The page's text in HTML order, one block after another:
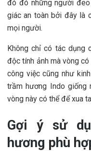
đó đó những người
giác an toàn bởi đây là
mọi người.
Không chỉ có tác dụng
độc tính ảnh mà vòng
công việc cũng như
trầm hương Indo giống
vòng này có thể để xua
Gợi ý sử
hương phù